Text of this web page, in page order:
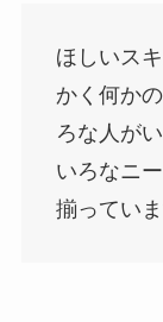
ほしいス
かく何か
ろな人が
いろなニ
揃っていま